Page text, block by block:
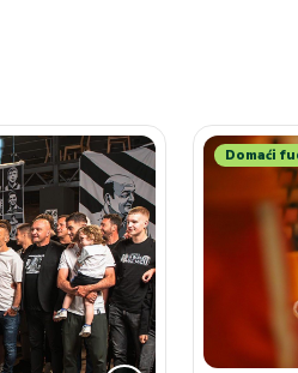
Domaći